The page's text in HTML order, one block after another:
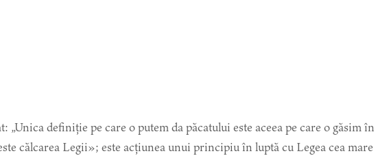
„Unica definiție pe care o putem da păcatului este aceea pe care o găsim în
călcarea Legii»; este acțiunea unui principiu în luptă cu Legea cea mare